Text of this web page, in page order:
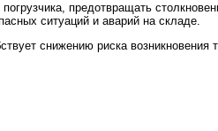
предотвращать
ситуаций и аварий на складе.
снижению риска